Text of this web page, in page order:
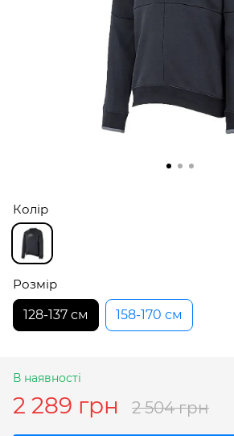
Колір
Розмір
128-137 см
158-170 см
В наявності
2 289 грн 2 504 грн